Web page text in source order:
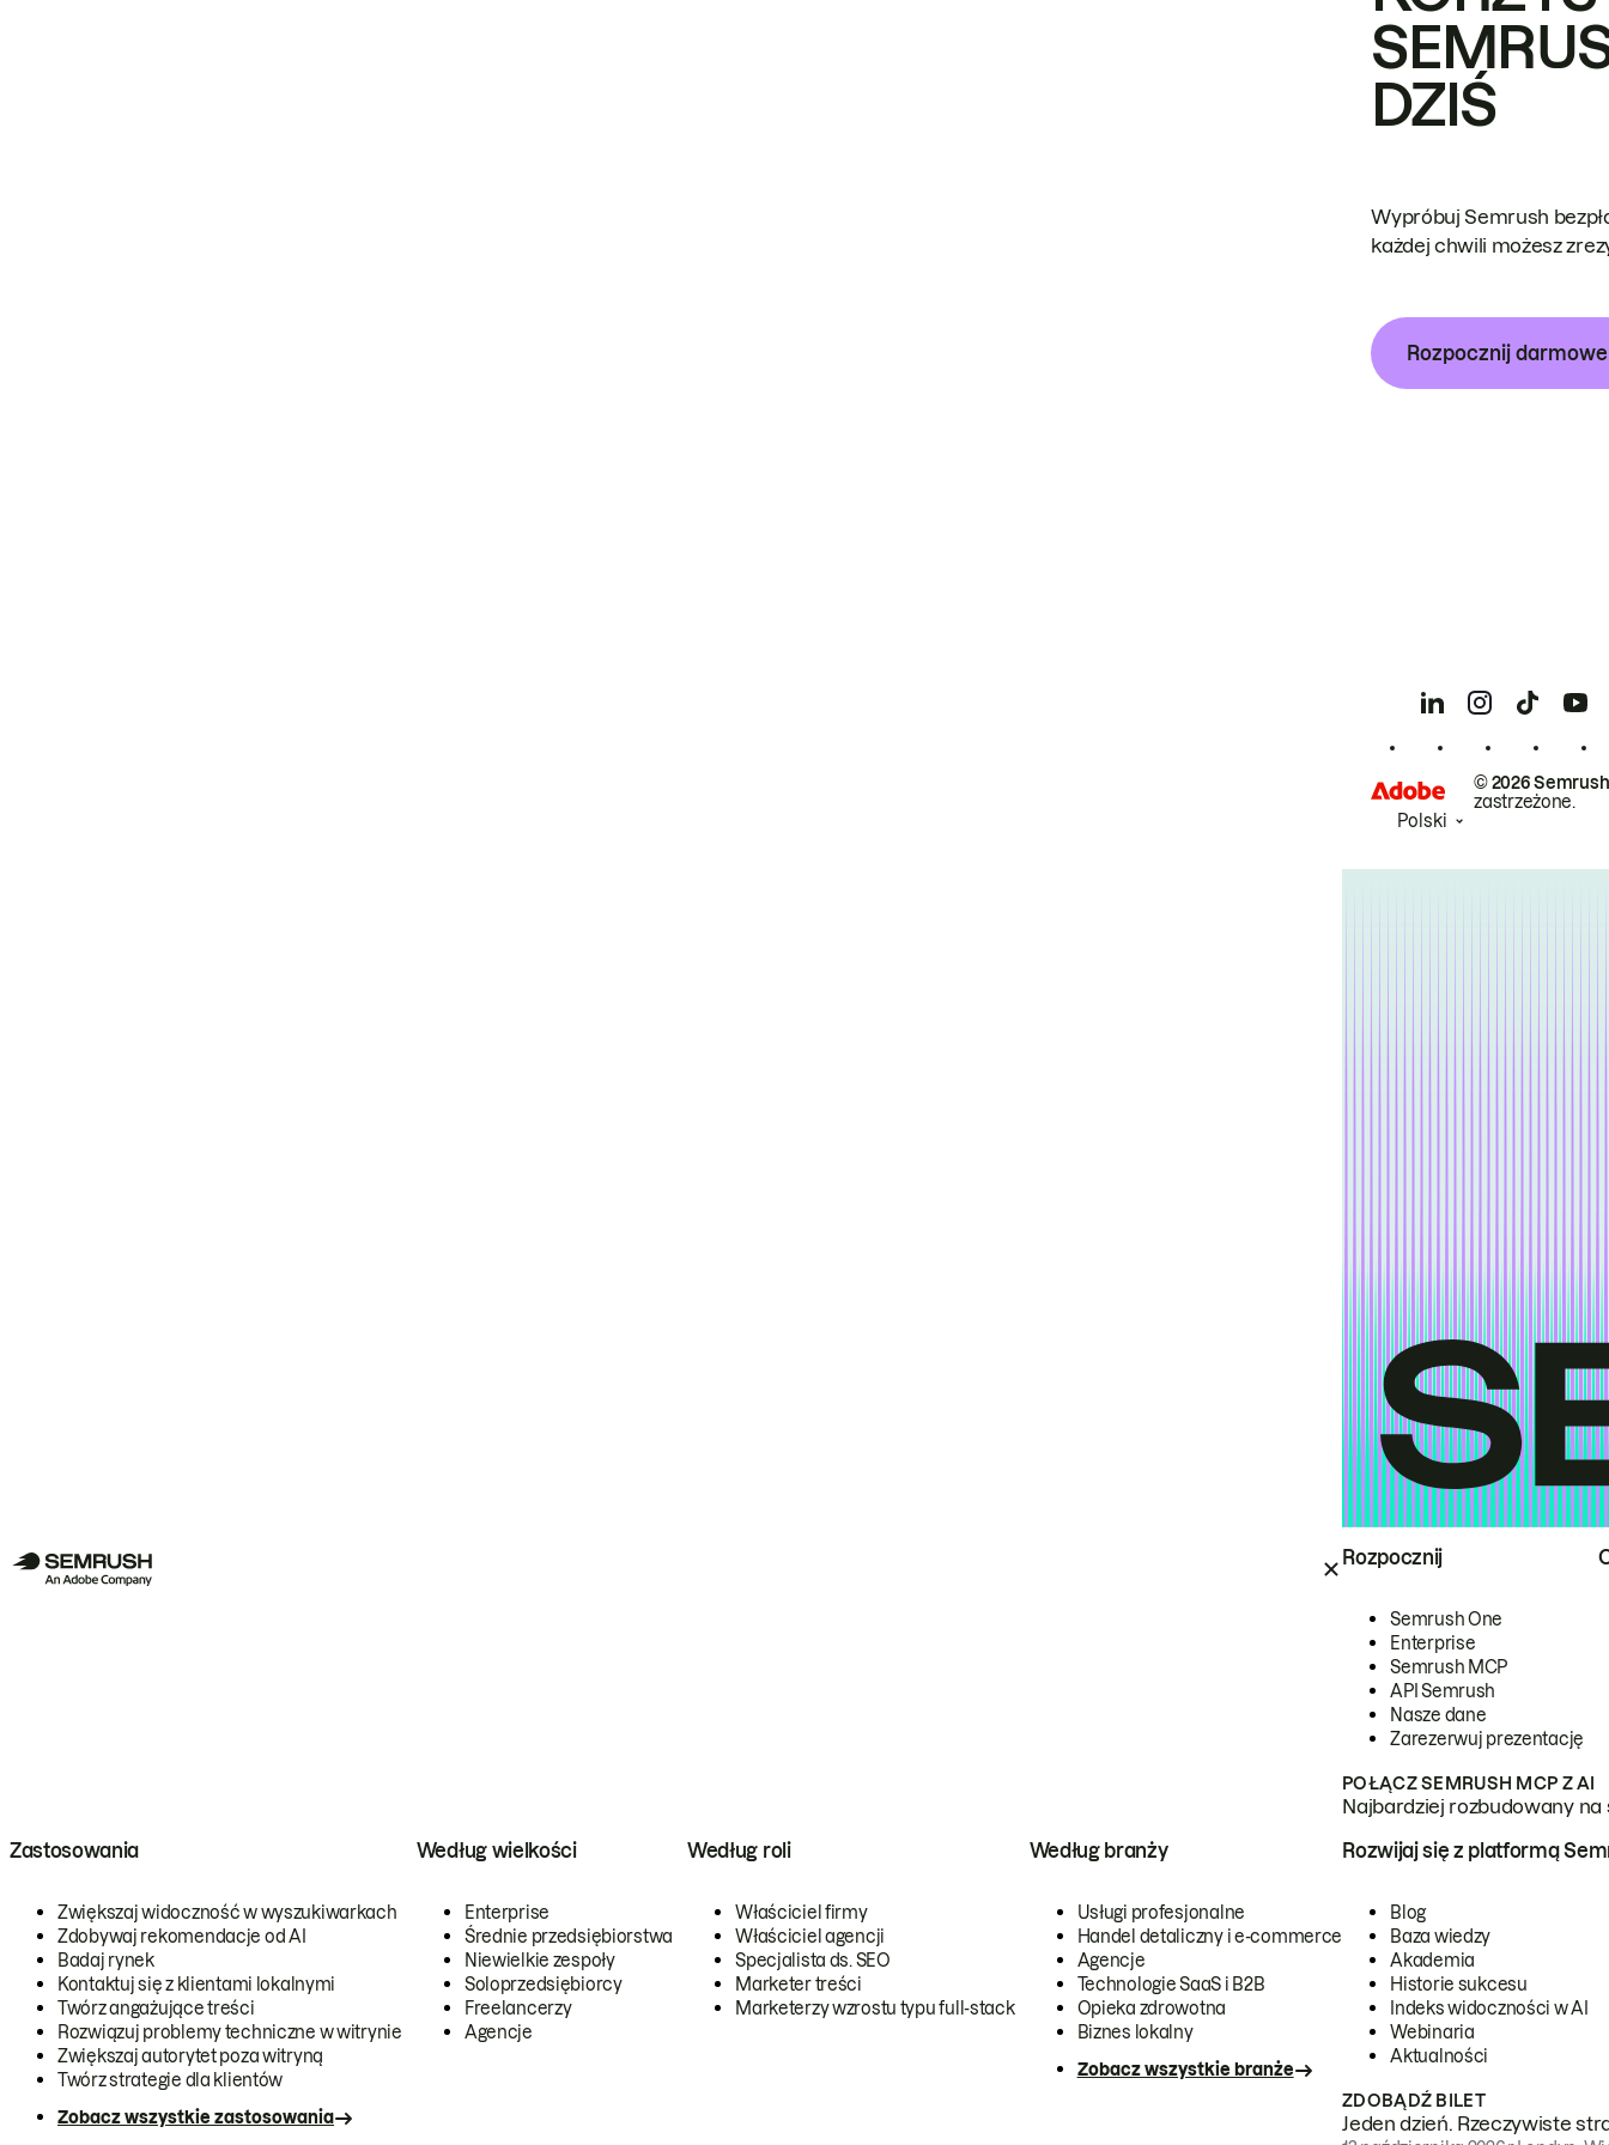
Rozpocznij
Semrush One
Enterprise
Semrush MCP
API Semrush
Nasze dane
Zarezerwuj prezentację
POŁĄCZ SEMRUSH MCP Z AI
Najbardziej rozbudowany
Zastosowania
Zwiększaj widoczność w wyszukiwarkach
Zdobywaj rekomendacje od AI
Badaj rynek
Kontaktuj się z klientami lokalnymi
Twórz angażujące treści
Rozwiązuj problemy techniczne w witrynie
Zwiększaj autorytet poza witryną
Twórz strategie dla klientów
Zobacz wszystkie zastosowania
Według wielkości
Enterprise
Średnie przedsiębiorstwa
Niewielkie zespoły
Soloprzedsiębiorcy
Freelancerzy
Agencje
Według roli
Właściciel firmy
Właściciel agencji
Specjalista ds. SEO
Marketer treści
Marketerzy wzrostu typu full-stack
Według branży
Usługi profesjonalne
Handel detaliczny i e-commerce
Agencje
Technologie SaaS i B2B
Opieka zdrowotna
Biznes lokalny
Zobacz wszystkie branże
Rozwijaj się z platformą
Blog
Baza wiedzy
Akademia
Historie sukcesu
Indeks widoczności w AI
Webinaria
Aktualności
ZDOBĄDŹ BILET
Jeden dzień. Rzeczywiste
DZIŚ
Wypróbuj Semrush
każdej chwili możesz
Rozpocznij
© 2026
zastrzeżone.
Polski